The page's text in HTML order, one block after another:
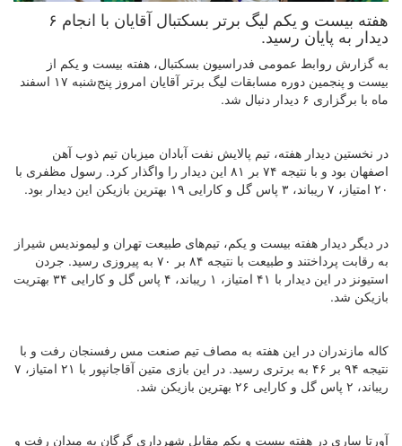
هفته بیست و یکم لیگ برتر بسکتبال آقایان با انجام ۶
دیدار به پایان رسید.
به گزارش روابط عمومی فدراسیون بسکتبال، هفته بیست و یکم از
بیست و پنجمین دوره مسابقات لیگ برتر آقایان امروز پنج‌شنبه ۱۷ اسفند
ماه با برگزاری ۶ دیدار دنبال شد.
در نخستین دیدار هفته، تیم پالایش نفت آبادان میزبان تیم ذوب آهن
اصفهان بود و با نتیجه ۷۴ بر ۸۱ این دیدار را واگذار کرد. رسول مظفری با
۲۰ امتیاز، ۷ ریباند، ۳ پاس گل و کارایی ۱۹ بهترین بازیکن این دیدار بود.
در دیگر دیدار هفته بیست و یکم، تیم‌های طبیعت تهران و لیموندیس شیراز
به رقابت پرداختند و طبیعت با نتیجه ۸۴ بر ۷۰ به پیروزی رسید. جردن
استیونز در این دیدار با ۴۱ امتیاز، ۱ ریباند، ۴ پاس گل و کارایی ۳۴ بهتریت
بازیکن شد.
کاله مازندران در این هفته به مصاف تیم صنعت مس رفسنجان رفت و با
نتیجه ۹۴ بر ۴۶ به برتری رسید. در این بازی متین آقاجانپور با ۲۱ امتیاز، ۷
ریباند، ۲ پاس گل و کارایی ۲۶ بهترین بازیکن شد.
آورتا ساری در هفته بیست و یکم مقابل شهرداری گرگان به میدان رفت و